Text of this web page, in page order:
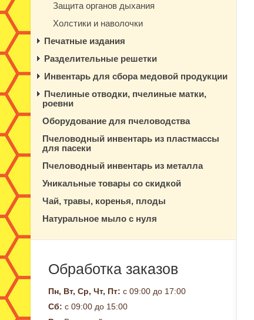
Защита органов дыхания
Холстики и наволочки
Печатные издания
Разделительные решетки
Инвентарь для сбора медовой продукции
Пчелиные отводки, пчелиные матки,
роевни
Оборудование для пчеловодства
Пчеловодный инвентарь из пластмассы
для пасеки
Пчеловодный инвентарь из металла
Уникальные товары со скидкой
Чай, травы, коренья, плоды
Натуральное мыло с нуля
Обработка заказов
Пн, Вт, Ср, Чт, Пт: с 09:00 до 17:00
Сб: с 09:00 до 15:00